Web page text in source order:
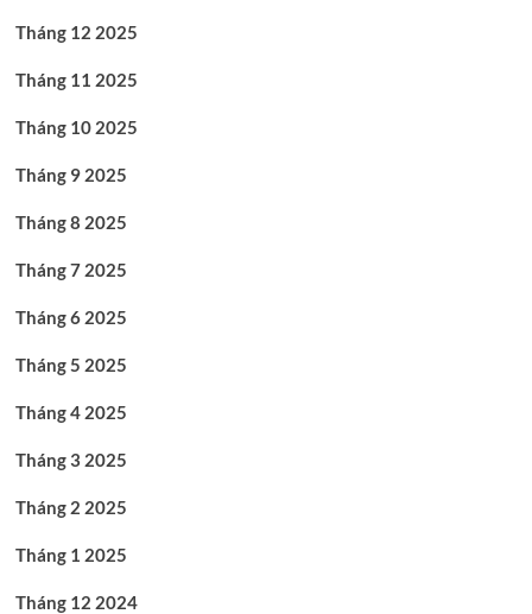
Tháng 12 2025
Tháng 11 2025
Tháng 10 2025
Tháng 9 2025
Tháng 8 2025
Tháng 7 2025
Tháng 6 2025
Tháng 5 2025
Tháng 4 2025
Tháng 3 2025
Tháng 2 2025
Tháng 1 2025
Tháng 12 2024